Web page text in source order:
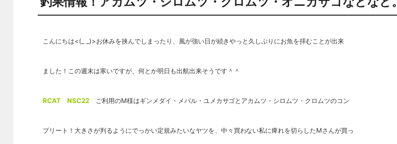
こんにちは<(_ _)>お休みを挟んでしまったり、風が強い日が続きやっと久しぶりにお魚を拝むことが出来
ました！この週末は寒いですが、何とか明日も出航出来そうです＾＾
RCAT NSC22 ご利用のM様はギンメダイ・メバル・ユメカサゴとアカムツ・シロムツ・クロムツのコン
プリート！大きさが判るようにでっかい定規みたいなヤツを、中々買わない私に痺れを切らしたMさんが買っ